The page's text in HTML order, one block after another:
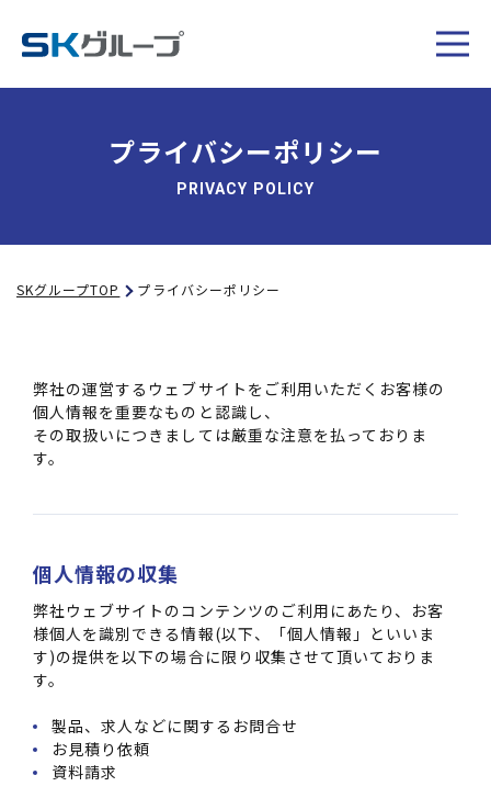
プライバシーポリシー
PRIVACY POLICY
SKグループTOP プライバシーポリシー
弊社の運営するウェブサイトをご利用いただくお客様の
個人情報を重要なものと認識し、
その取扱いにつきましては厳重な注意を払っておりま
す。
個人情報の収集
弊社ウェブサイトのコンテンツのご利用にあたり、お客
様個人を識別できる情報(以下、「個人情報」といいま
す)の提供を以下の場合に限り収集させて頂いておりま
す。
製品、求人などに関するお問合せ
お見積り依頼
資料請求